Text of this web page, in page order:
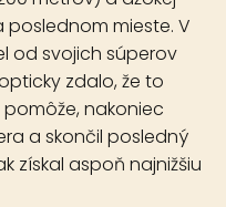
poslednom mieste. V
od svojich súperov
zdalo, že to
nakoniec
a skončil posledný
získal aspoň najnižšiu